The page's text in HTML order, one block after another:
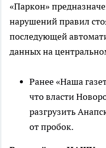
«Паркон»
нарушений правил
последующей
данных на
Ранее «Наша
что власти
разгрузить
от пробок.